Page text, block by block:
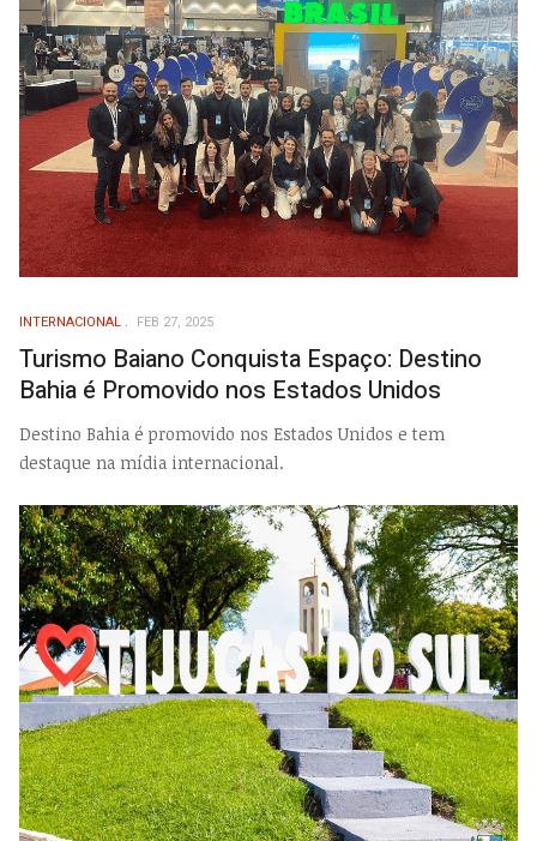
INTERNACIONAL FEB 27, 2025
Turismo Baiano Conquista Espaço: Destino
Bahia é Promovido nos Estados Unidos
Destino Bahia é promovido nos Estados Unidos e tem
destaque na mídia internacional.